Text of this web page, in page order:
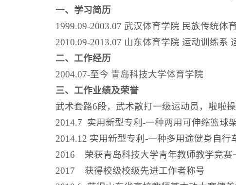
一、学习简历
1999.09-2003.07 武汉体育学院 民族传统体
2010.09-2013.07 山东体育学院 运动训练系
二、工作经历
2004.07-至今 青岛科技大学体育学院
三、工作业绩及荣誉
武术套路6段，武术散打一级运动员，啦啦
2014.7 实用新型专利-一种两用可伸缩篮球
2014.12 实用新型专利-一种多用途健身自行
2016 荣获青岛科技大学青年教师教学竞赛
2017 获得校级校级先进工作者称号